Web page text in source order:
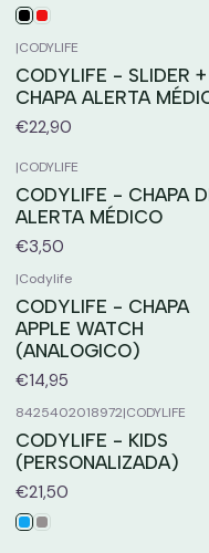
|CODYLIFE
CODYLIFE - SLIDER +
CHAPA ALERTA
€22,90
|CODYLIFE
CODYLIFE - CHAPA
ALERTA MÉDICO
€3,50
|Codylife
CODYLIFE - CHAPA
APPLE WATCH
(ANALOGICO)
€14,95
8425402018972|CODYLIFE
CODYLIFE - KIDS
(PERSONALIZADA)
€21,50